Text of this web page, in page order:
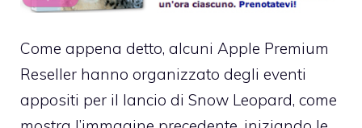
Come appena detto, alcuni Apple Premium
Reseller hanno organizzato degli eventi
appositi per il lancio di Snow Leopard, come